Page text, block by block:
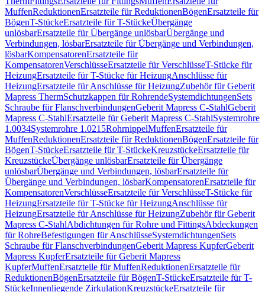
MuffenReduktionenErsatzteile für ReduktionenBögenErsatzteile für
BögenT-StückeErsatzteile für T-StückeÜbergänge
unlösbarErsatzteile für Übergänge unlösbarÜbergänge und
Verbindungen, lösbarErsatzteile für Übergänge und Verbindungen,
lösbarKompensatorenErsatzteile für
KompensatorenVerschlüsseErsatzteile für VerschlüsseT-Stücke für
HeizungErsatzteile für T-Stücke für HeizungAnschlüsse für
HeizungErsatzteile für Anschlüsse für HeizungZubehör für Geberit
Mapress ThermSchutzkappen für RohrendeSystemdichtungenSets
Schraube für FlanschverbindungenGeberit Mapress C-StahlGeberit
Mapress C-StahlErsatzteile für Geberit Mapress C-StahlSystemrohre
1.0034Systemrohre 1.0215RohrnippelMuffenErsatzteile für
MuffenReduktionenErsatzteile für ReduktionenBögenErsatzteile für
BögenT-StückeErsatzteile für T-StückeKreuzstückeErsatzteile für
KreuzstückeÜbergänge unlösbarErsatzteile für Übergänge
unlösbarÜbergänge und Verbindungen, lösbarErsatzteile für
Übergänge und Verbindungen, lösbarKompensatorenErsatzteile für
KompensatorenVerschlüsseErsatzteile für VerschlüsseT-Stücke für
HeizungErsatzteile für T-Stücke für HeizungAnschlüsse für
HeizungErsatzteile für Anschlüsse für HeizungZubehör für Geberit
Mapress C-StahlAbdichtungen für Rohre und FittingsAbdeckungen
für RohreBefestigungen für AnschlüsseSystemdichtungenSets
Schraube für FlanschverbindungenGeberit Mapress KupferGeberit
Mapress KupferErsatzteile für Geberit Mapress
KupferMuffenErsatzteile für MuffenReduktionenErsatzteile für
ReduktionenBögenErsatzteile für BögenT-StückeErsatzteile für T-
StückeInnenliegende ZirkulationKreuzstückeErsatzteile für